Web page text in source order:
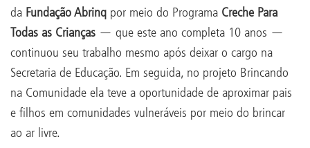
da Fundação Abrinq por meio do Programa Creche Para
Todas as Crianças — que este ano completa 10 anos —
continuou seu trabalho mesmo após deixar o cargo na
Secretaria de Educação. Em seguida, no projeto Brincando
na Comunidade ela teve a oportunidade de aproximar pais
e filhos em comunidades vulneráveis por meio do brincar
ao ar livre.